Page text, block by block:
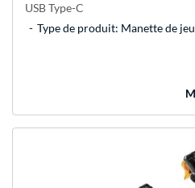
USB Type-C
Type de produit: Manette de jeu